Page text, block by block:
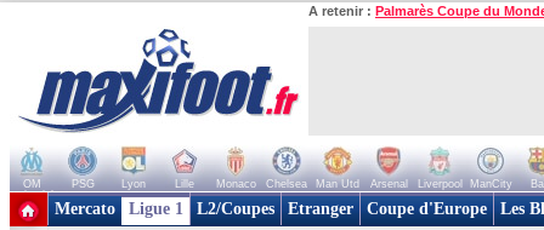
A retenir : Palmarès Coupe du
OM PSG Lyon Lille Monaco Chelsea Man Utd Arsenal Liverpool ManCity
+ de clubs
Mercato Ligue 1 L2/Coupes Etranger Coupe d'Europe Les